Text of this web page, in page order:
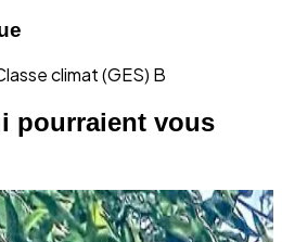
climat (GES) B
pourraient vous